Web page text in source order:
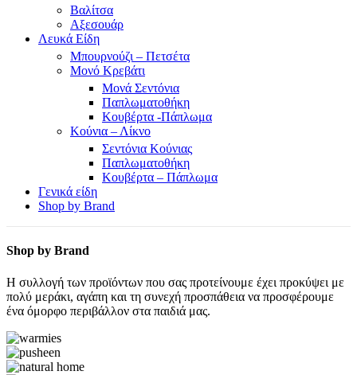
Βαλίτσα
Αξεσουάρ
Λευκά Είδη
Μπουρνούζι – Πετσέτα
Μονό Κρεβάτι
Μονά Σεντόνια
Παπλωματοθήκη
Κουβέρτα -Πάπλωμα
Κούνια – Λίκνο
Σεντόνια Κούνιας
Παπλωματοθήκη
Κουβέρτα – Πάπλωμα
Γενικά είδη
Shop by Brand
Shop by Brand
Η συλλογή των προϊόντων που σας προτείνουμε έχει προκύψει με
πολύ μεράκι, αγάπη και τη συνεχή προσπάθεια να προσφέρουμε
ένα όμορφο περιβάλλον στα παιδιά μας.